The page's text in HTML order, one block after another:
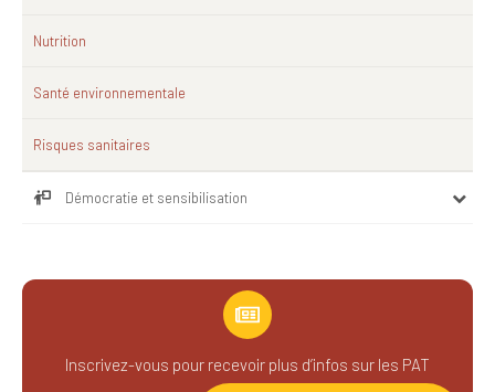
Nutrition
Santé environnementale
Risques sanitaires
Démocratie et sensibilisation
Inscrivez-vous pour recevoir plus d’infos sur les PAT